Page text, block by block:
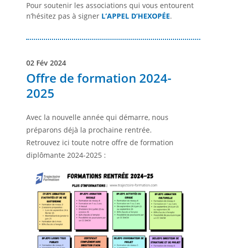
Pour soutenir les associations qui vous entourent
n’hésitez pas à signerL’APPEL D’HEXOPÉE.
02 Fév 2024
Offre de formation 2024-
2025
Avec la nouvelle année qui démarre, nous
préparons déjà la prochaine rentrée.
Retrouvez ici toute notre offre de formation
diplômante 2024-2025 :